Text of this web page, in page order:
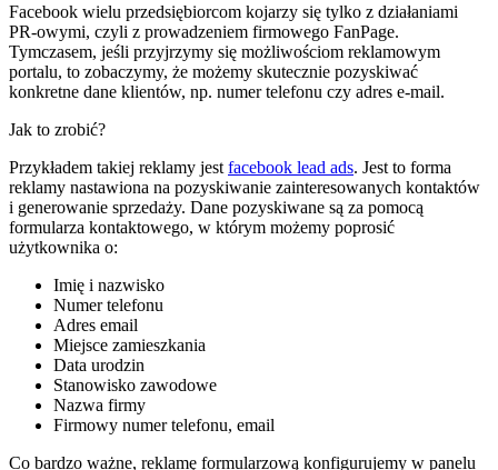
Facebook wielu przedsiębiorcom kojarzy się tylko z działaniami
PR-owymi, czyli z prowadzeniem firmowego FanPage.
Tymczasem, jeśli przyjrzymy się możliwościom reklamowym
portalu, to zobaczymy, że możemy skutecznie pozyskiwać
konkretne dane klientów, np. numer telefonu czy adres e-mail.
Jak to zrobić?
Przykładem takiej reklamy jest facebook lead ads. Jest to forma
reklamy nastawiona na pozyskiwanie zainteresowanych kontaktów
i generowanie sprzedaży. Dane pozyskiwane są za pomocą
formularza kontaktowego, w którym możemy poprosić
użytkownika o:
Imię i nazwisko
Numer telefonu
Adres email
Miejsce zamieszkania
Data urodzin
Stanowisko zawodowe
Nazwa firmy
Firmowy numer telefonu, email
Co bardzo ważne, reklamę formularzową konfigurujemy w panelu